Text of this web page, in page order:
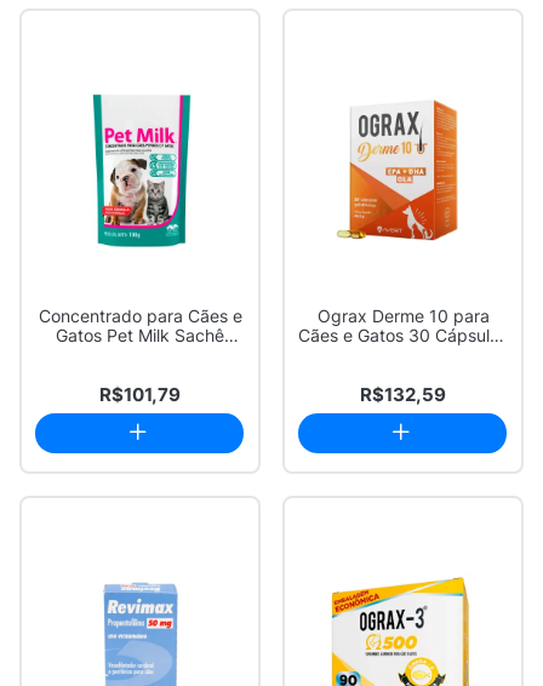
Concentrado para Cães e
Gatos Pet Milk Sachê
R$101,79
Ograx Derme 10 para
Cães e Gatos 30 Cápsulas
R$132,59